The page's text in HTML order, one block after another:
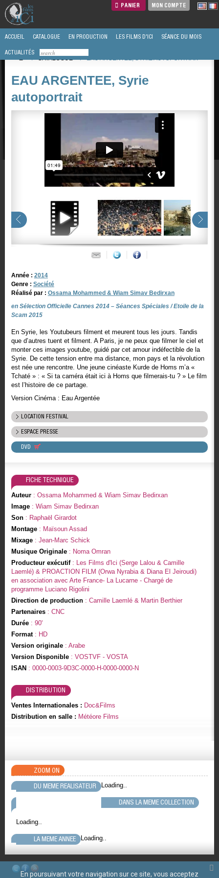
PANIER MON COMPTE
ACCUEIL CATALOGUE EN PRODUCTION LES FILMS D'ICI SÉANCE DU MOIS
ACTUALITÉS
/
CATALOGUE / EAU ARGENTEE, SYRIE AUTOPORTRAIT
EAU ARGENTEE, Syrie
autoportrait
Année : 2014
Genre : Société
Réalisé par : Ossama Mohammed & Wiam Simav Bedirxan
en Sélection Officielle Cannes 2014 – Séances Spéciales / Etoile de la
Scam 2015
En Syrie, les Youtubeurs filment et meurent tous les jours. Tandis
que d’autres tuent et filment. A Paris, je ne peux que filmer le ciel et
monter ces images youtube, guidé par cet amour indéfectible de la
Syrie. De cette tension entre ma distance, mon pays et la révolution
est née une rencontre. Une jeune cinéaste Kurde de Homs m’a «
Tchaté » : « Si ta caméra était ici à Homs que filmerais-tu ? » Le film
est l’histoire de ce partage.
Version Cinéma : Eau Argentée
LOCATION FESTIVAL
ESPACE PRESSE
DVD
FICHE TECHNIQUE
Auteur: Ossama Mohammed & Wiam Simav Bedirxan
Image: Wiam Simav Bedirxan
Son: Raphaël Girardot
Montage: Maïsoun Assad
Mixage: Jean-Marc Schick
Musique Originale: Noma Omran
Producteur exécutif: Les Films d'Ici (Serge Lalou & Camille
Laemlé) & PROACTION FILM (Orwa Nyrabia & Diana El Jeiroudi)
en association avec Arte France- La Lucarne - Chargé de
programme Luciano Rigolini
Direction de production: Camille Laemlé & Martin Berthier
Partenaires: CNC
Durée: 90'
Format: HD
Version originale: Arabe
Version Disponible: VOSTVF - VOSTA
ISAN : 0000-0003-9D3C-0000-H-0000-0000-N
DISTRIBUTION
Ventes Internationales : Doc&Films
Distribution en salle : Météore Films
ZOOM ON
DU MEME REALISATEUR
Loading..
DANS LA MEME COLLECTION
Loading..
LA MEME ANNEE Loading..
En poursuivant votre navigation sur ce site, vous acceptez